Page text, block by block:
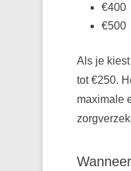
€400
€500
Als je
tot €250.
maximale